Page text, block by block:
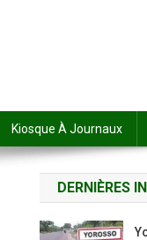
Kiosque À Journaux
DERNIÈRES